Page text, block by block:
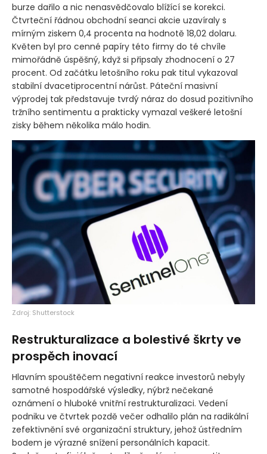
Před tímto nečekaným propadem se přitom titulu na
burze dařilo a nic nenasvědčovalo blížící se korekci.
Čtvrteční řádnou obchodní seanci akcie uzavíraly s
mírným ziskem 0,4 procenta na hodnotě 18,02 dolaru.
Květen byl pro cenné papíry této firmy do té chvíle
mimořádně úspěšný, když si připsaly zhodnocení o 27
procent. Od začátku letošního roku pak titul vykazoval
stabilní dvacetiprocentní nárůst. Páteční masivní
výprodej tak představuje tvrdý náraz do dosud pozitivního
tržního sentimentu a prakticky vymazal veškeré letošní
zisky během několika málo hodin.
Restrukturalizace a bolestivé škrty ve
prospěch inovací
Hlavním spouštěčem negativní reakce investorů nebyly
samotné hospodářské výsledky, nýbrž nečekané
oznámení o hluboké vnitřní restrukturalizaci. Vedení
podniku ve čtvrtek pozdě večer odhalilo plán na radikální
zefektivnění své organizační struktury, jehož ústředním